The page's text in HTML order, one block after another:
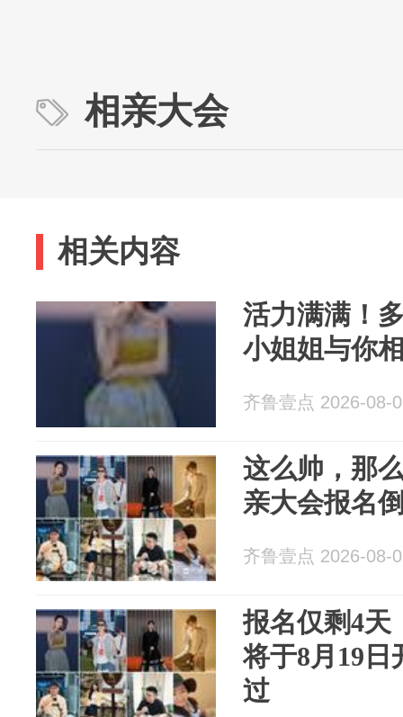
相亲大会
相关内容
活力满满！
小姐姐与你
齐鲁壹点 2026-08-
这么帅，那
亲大会报名
齐鲁壹点 2026-08-
报名仅剩4天
将于8月19日
过